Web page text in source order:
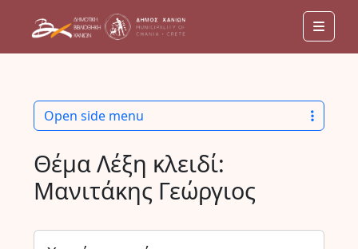
Θέμα Λέξη κλειδί:
Μανιτάκης Γεώργιος
Open side menu